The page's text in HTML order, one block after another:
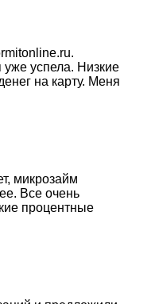
успела. Низкие
на карту. Меня
микрозайм
Все очень
процентные